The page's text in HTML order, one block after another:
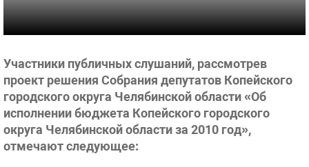
Участники публичных слушаний, рассмотрев
проект решения Собрания депутатов Копейского
городского округа Челябинской области «Об
исполнении бюджета Копейского городского
округа Челябинской области за 2010 год»,
отмечают следующее: